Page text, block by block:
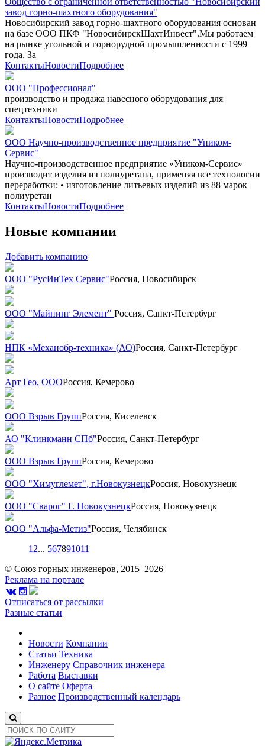
завод горно-шахтного оборудования"
Новосибирский завод горно-шахтного оборудования основан
на базе ООО ПКФ "НовосибирскШахтИнвест".Мы работаем
на рынке угольной и горнорудной промышленности с 1999
года. За
КонтактыНовостиПодробнее
ООО "Профессионал"
производство и продажа навесного оборудования для
спецтехники
КонтактыНовостиПодробнее
ООО Научно-производственное предприятие "Уником-
Сервис"
Научно-производственное предприятие «Уником-Сервис»
производит изделия из полиуретана, применяя все технологии
переработки: • изготовление литьевых изделий из 88 марок
полиуретан
КонтактыНовостиПодробнее
Новые компании
Добавить компанию
ООО "РусИнТех Сервис"Россия, Новосибирск
ООО "Майнинг Элемент" Россия, Санкт-Петербург
НПК «Механобр-техника» (АО)Россия, Санкт-Петербург
Арт Гео, ОООРоссия, Кемерово
ООО Взрыв ГруппРоссия, Киселевск
АО "Клинкманн СПб"Россия, Санкт-Петербург
ООО Взрыв ГруппРоссия, Кемерово
ООО "Химуглемет", г.НовокузнецкРоссия, Новокузнецк
ООО "Сварог" Г. НовокузнецкРоссия, Новокузнецк
ООО "Альфа-Метиз"Россия, Челябинск
1 2... 567891011
© Союз горных инженеров, 2015–2026
Реклама на портале
Отписаться от рассылки
Разные статьи
Новости Компании
Статьи Техника
Инженеру Справочник инженера
Работа Выставки
О сайте Оферта
Разное Производственный календарь